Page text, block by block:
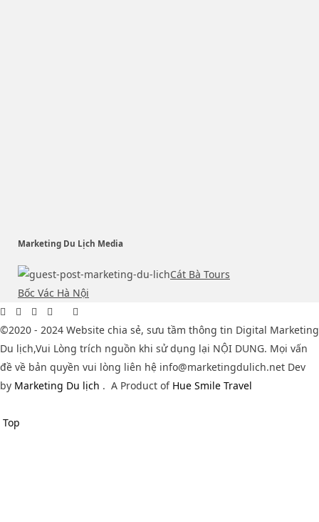
Marketing Du Lịch Media
Cát Bà Tours
Bốc Vác Hà Nội
©2020 - 2024 Website chia sẻ, sưu tầm thông tin Digital Marketing
Du lịch,Vui Lòng trích nguồn khi sử dụng lại NỘI DUNG. Mọi vấn
đề về bản quyền vui lòng liên hệ info@marketingdulich.net Dev
by Marketing Du lịch . A Product of Hue Smile Travel
Top